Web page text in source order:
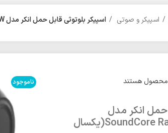
اسپیکر و صوتی اسپیکر بلوتوثی قابل حمل انکر مدل SoundCore Rave party plus 160W(یکسال گارانتی شرکتی)
محصول هستند
حمل انکر مدل
SoundCore Rave party plus 160W(یکسال
ناموجود